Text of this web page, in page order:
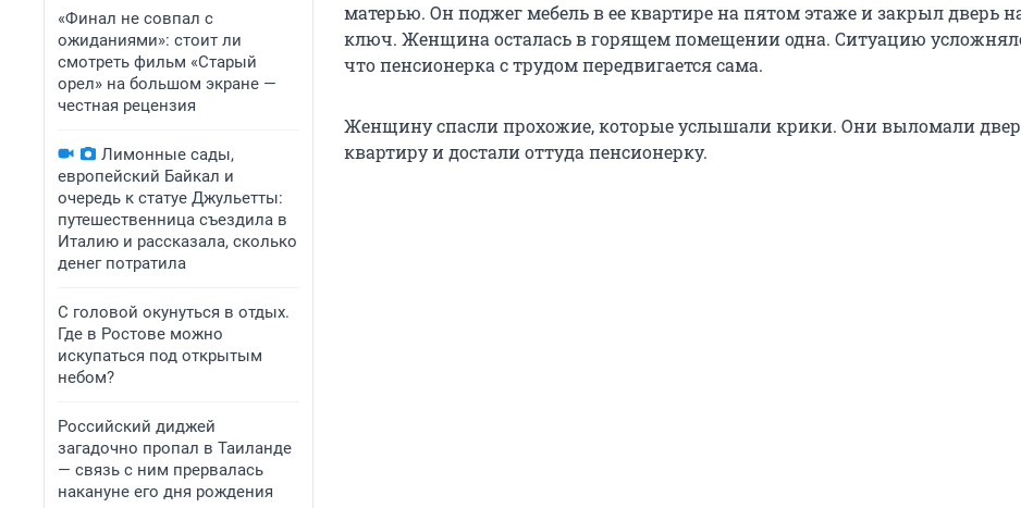
«Финал не совпал с
ожиданиями»: стоит ли
смотреть фильм «Старый
орел» на большом экране —
честная рецензия
Лимонные сады,
европейский Байкал и
очередь к статуе Джульетты:
путешественница съездила в
Италию и рассказала, сколько
денег потратила
С головой окунуться в отдых.
Где в Ростове можно
искупаться под открытым
небом?
Российский диджей
загадочно пропал в Таиланде
— связь с ним прервалась
накануне его дня рождения
матерью. Он поджег мебель в ее квартире на пятом этаже и закрыл дверь
ключ. Женщина осталась в горящем помещении одна. Ситуацию
что пенсионерка с трудом передвигается сама.
Женщину спасли прохожие, которые услышали крики. Они выломали
квартиру и достали оттуда пенсионерку.